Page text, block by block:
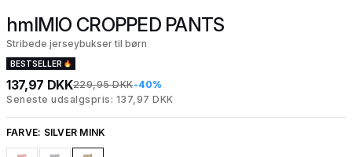
hmlMIO CROPPED PANTS
Stribede jerseybukser til børn
BESTSELLER
137,97 DKK229,95 DKK-40%
Seneste udsalgspris: 137,97 DKK
FARVE: SILVER MINK